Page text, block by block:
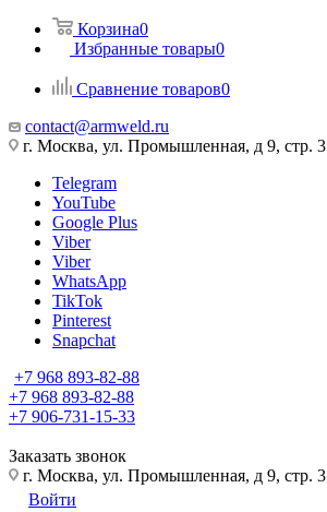
Корзина0
Избранные товары0
Сравнение товаров0
contact@armweld.ru
г. Москва, ул. Промышленная, д 9, стр. 3
Telegram
YouTube
Google Plus
Viber
Viber
WhatsApp
TikTok
Pinterest
Snapchat
+7 968 893-82-88
+7 968 893-82-88
+7 906-731-15-33
Заказать звонок
г. Москва, ул. Промышленная, д 9, стр. 3
Войти